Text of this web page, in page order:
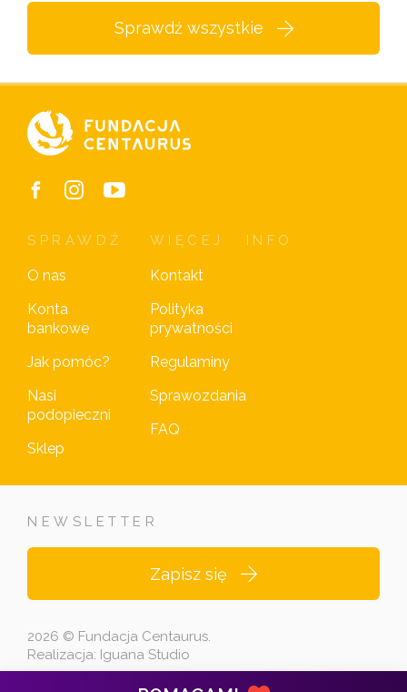
Sprawdź wszystkie
SPRAWDŹ
O nas
Konta
bankowe
Jak pomóc?
Nasi
podopieczni
Sklep
WIĘCEJ
Kontakt
Polityka
prywatności
Regulaminy
Sprawozdania
FAQ
INFO
NEWSLETTER
Zapisz się
2026 © Fundacja Centaurus.
Realizacja: Iguana Studio